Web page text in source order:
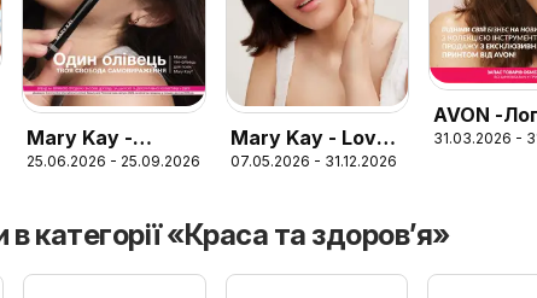
Mary Kay -
Брошура Образ
25.06.2026 - 25.09.2026
Mary Kay - Love
your skin. Твій
догляді за
шкірою
07.05.2026 - 31.12.2026
AVON -
флаер
31.03.2026 -
в категорії «Краса та здоров’я»